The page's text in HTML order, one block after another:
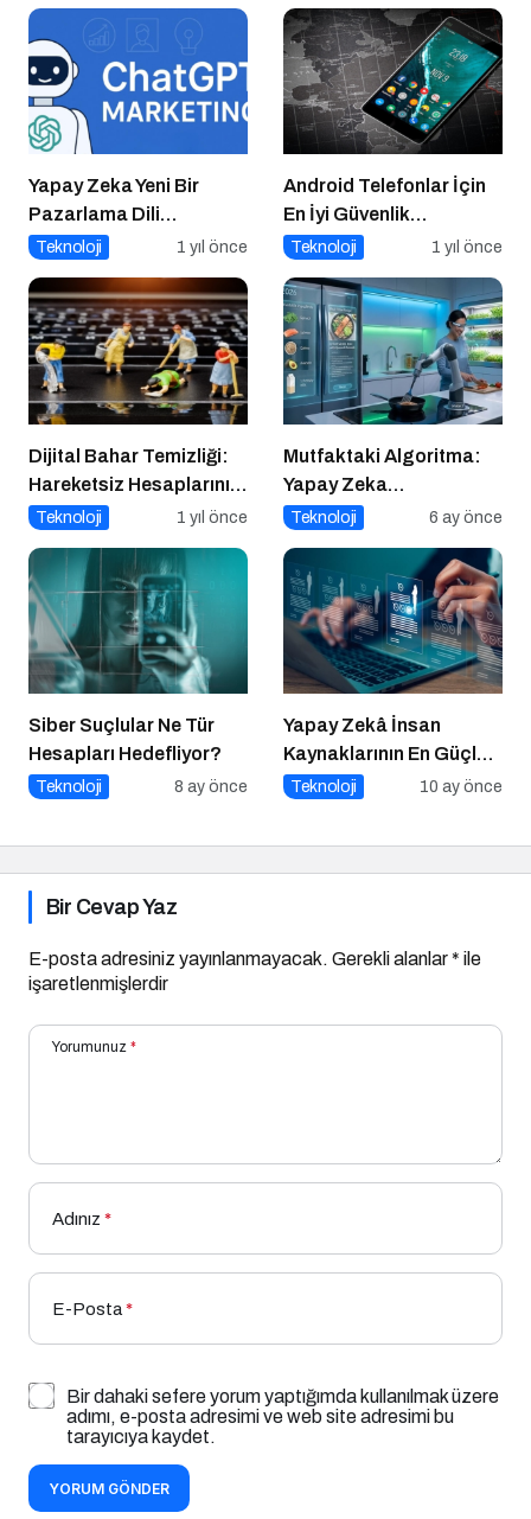
Yapay Zeka Yeni Bir
Pazarlama Dili
Konuşuyor:
Güncellemeleri ve
Markalara Yönelik
Fırsatlar
Teknoloji 1 yıl önce
Android Telefonlar İçin
En İyi Güvenlik
Uygulamaları
Teknoloji 1 yıl önce
Dijital Bahar Temizliği:
Hareketsiz Hesaplarınızı
Temizlemenin Zamanı
Teknoloji 1 yıl önce
Mutfaktaki Algoritma:
Yapay Zeka
Gastronomiyi Nasıl
Teknoloji 6 ay önce
Siber Suçlular Ne Tür
Hesapları Hedefliyor?
Teknoloji 8 ay önce
Yapay Zekâ İnsan
Kaynaklarının En Güçlü
Stratejik Ortağına
Teknoloji 10 ay önce
Bir Cevap Yaz
E-posta adresiniz yayınlanmayacak. Gerekli alanlar* ile
işaretlenmişlerdir
Yorumunuz *
Adınız *
E-Posta*
Bir dahaki sefere yorum yaptığımda kullanılmak üzere
adımı, e-posta adresimi ve web site adresimi bu
tarayıcıya kaydet.
YORUM GÖNDER